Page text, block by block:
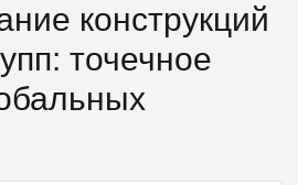
конструкций
точечное